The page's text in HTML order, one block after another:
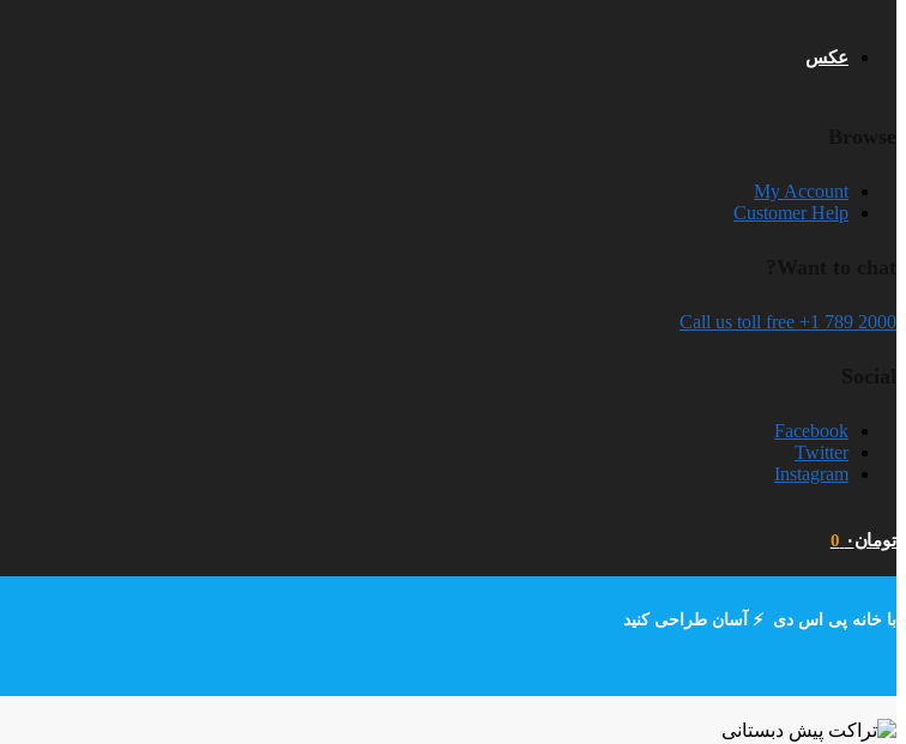
عکس
My Account
Customer Help
Call us toll free +1 789 2000
Facebook
Twitter
Instagram
تومان۰ 0
با خانه پی اس دی ⚡ آسان طراحی کنید